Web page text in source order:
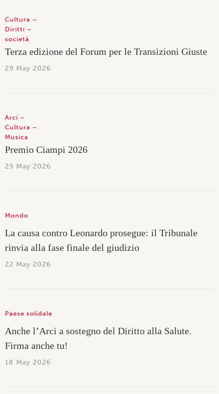
Cultura
Diritti
società
Terza edizione del Forum per le Transizioni Giuste
29 May 2026
Arci
Cultura
Musica
Premio Ciampi 2026
29 May 2026
Mondo
La causa contro Leonardo prosegue: il Tribunale
rinvia alla fase finale del giudizio
22 May 2026
Paese solidale
Anche l’Arci a sostegno del Diritto alla Salute.
Firma anche tu!
18 May 2026